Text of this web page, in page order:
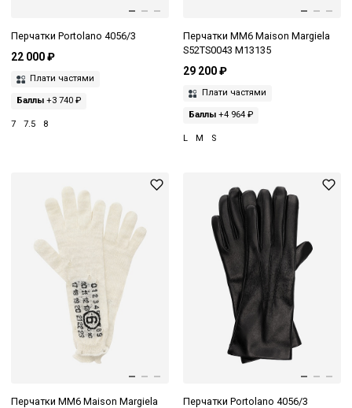
Перчатки Portolano 4056/3
22 000 ₽
Плати частями
Баллы +3 740 ₽
7 7.5 8
Перчатки MM6 Maison Margiela
S52TS0043 M13135
29 200 ₽
Плати частями
Баллы+4 964 ₽
L M S
Перчатки MM6 Maison Margiela
Перчатки Portolano 4056/3